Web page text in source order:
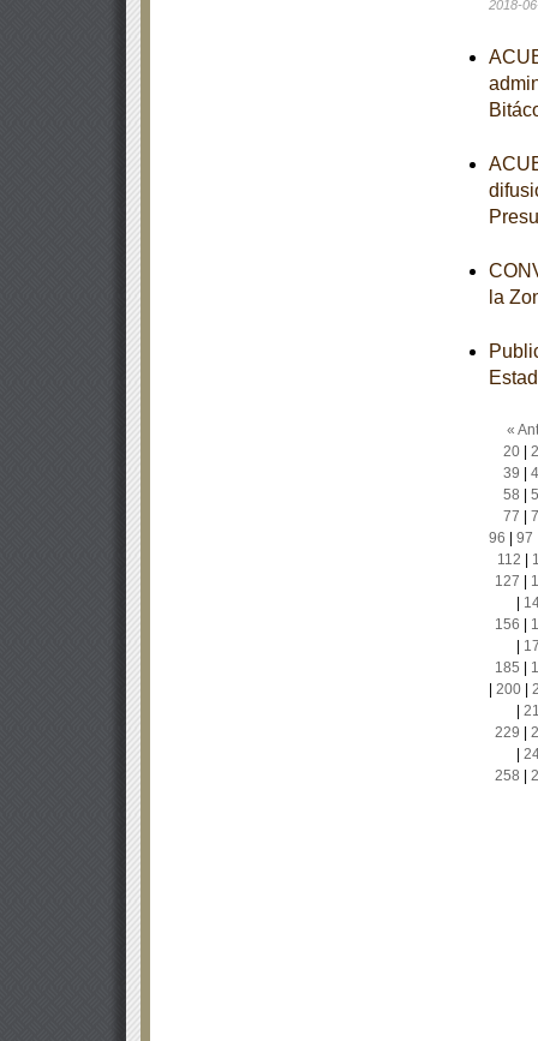
2018-
la
«
20|
39
58
77
96
97
112
127
156
185
200|
229
258